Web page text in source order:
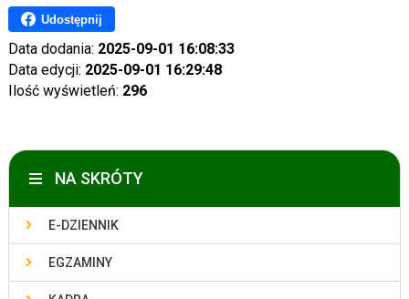
Udostępnij
Data dodania: 2025-09-01 16:08:33
Data edycji: 2025-09-01 16:29:48
Ilość wyświetleń: 296
NA SKRÓTY
E-DZIENNIK
EGZAMINY